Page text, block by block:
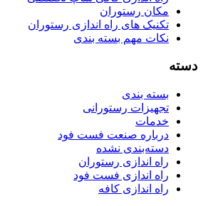
مکان رستوران
تکنیک های راه اندازی رستوران
نکات مهم بسته بندی
بسته بندی
تجهیزات رستورانی
خدمات
درباره صنعت فست فود
دسته‌بندی نشده
راه اندازی رستوران
راه اندازی فست فود
راه اندازی کافه